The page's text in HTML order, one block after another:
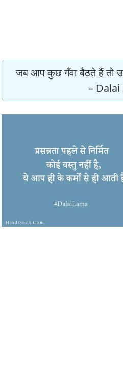
जब आप कुछ गँवा बैठते हैं तो
– Dalai